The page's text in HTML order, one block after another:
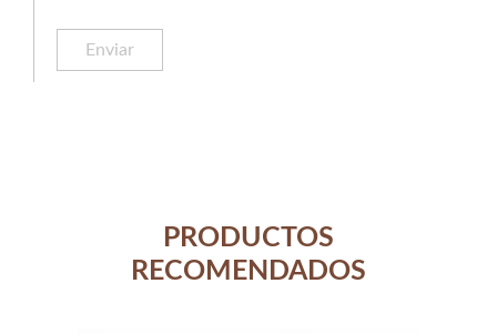
PRODUCTOS
RECOMENDADOS